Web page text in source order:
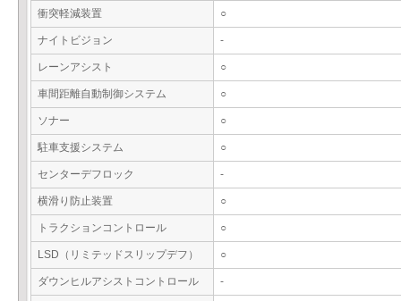
衝突軽減装置 ○
ナイトビジョン -
レーンアシスト ○
車間距離自動制御システム ○
ソナー ○
駐車支援システム ○
センターデフロック -
横滑り防止装置 ○
トラクションコントロール ○
LSD（リミテッドスリップデフ） ○
ダウンヒルアシストコントロール -